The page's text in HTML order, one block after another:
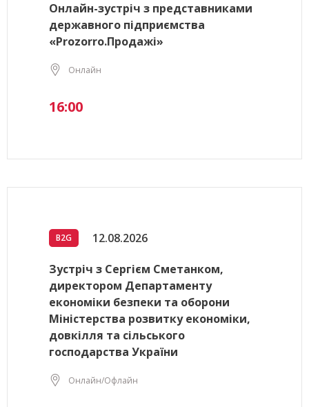
Онлайн-зустріч з представниками
державного підприємства
«Prozorro.Продажі»
Онлайн
16:00
B2G 12.08.2026
Зустріч з Сергієм Сметанком,
директором Департаменту
економіки безпеки та оборони
Міністерства розвитку економіки,
довкілля та сільського
господарства України
Онлайн/Офлайн